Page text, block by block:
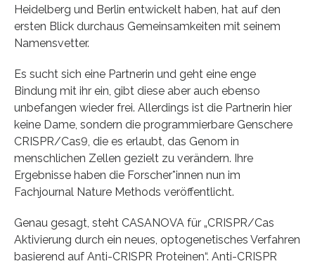
Heidelberg und Berlin entwickelt haben, hat auf den
ersten Blick durchaus Gemeinsamkeiten mit seinem
Namensvetter.
Es sucht sich eine Partnerin und geht eine enge
Bindung mit ihr ein, gibt diese aber auch ebenso
unbefangen wieder frei. Allerdings ist die Partnerin hier
keine Dame, sondern die programmierbare Genschere
CRISPR/Cas9, die es erlaubt, das Genom in
menschlichen Zellen gezielt zu verändern. Ihre
Ergebnisse haben die Forscher*innen nun im
Fachjournal Nature Methods veröffentlicht.
Genau gesagt, steht CASANOVA für „CRISPR/Cas
Aktivierung durch ein neues, optogenetisches Verfahren
basierend auf Anti-CRISPR Proteinen“. Anti-CRISPR